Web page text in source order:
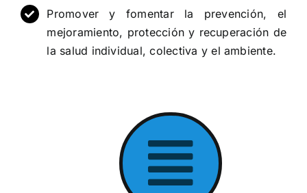
Promover y fomentar la prevención, el
mejoramiento, protección y recuperación de
la salud individual, colectiva y el ambiente.